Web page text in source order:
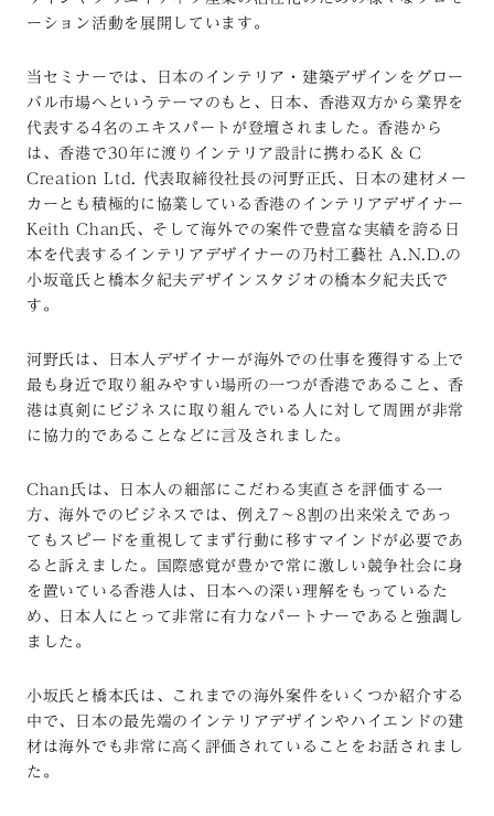
ーション活動を展開しています。
当セミナーでは、日本のインテリア・建築デザインをグロー
バル市場へというテーマのもと、日本、香港双方から業界を
代表する4名のエキスパートが登壇されました。香港から
は、香港で30年に渡りインテリア設計に携わるK & C
Creation Ltd. 代表取締役社長の河野正氏、日本の建材メー
カーとも積極的に協業している香港のインテリアデザイナー
Keith Chan氏、そして海外での案件で豊富な実績を誇る日
本を代表するインテリアデザイナーの乃村工藝社 A.N.D.の
小坂竜氏と橋本夕紀夫デザインスタジオの橋本夕紀夫氏で
す。
河野氏は、日本人デザイナーが海外での仕事を獲得する上で
最も身近で取り組みやすい場所の一つが香港であること、香
港は真剣にビジネスに取り組んでいる人に対して周囲が非常
に協力的であることなどに言及されました。
Chan氏は、日本人の細部にこだわる実直さを評価する一
方、海外でのビジネスでは、例え7～8割の出来栄えであっ
てもスピードを重視してまず行動に移すマインドが必要であ
ると訴えました。国際感覚が豊かで常に激しい競争社会に身
を置いている香港人は、日本への深い理解をもっているた
め、日本人にとって非常に有力なパートナーであると強調し
ました。
小坂氏と橋本氏は、これまでの海外案件をいくつか紹介する
中で、日本の最先端のインテリアデザインやハイエンドの建
材は海外でも非常に高く評価されていることをお話されまし
た。